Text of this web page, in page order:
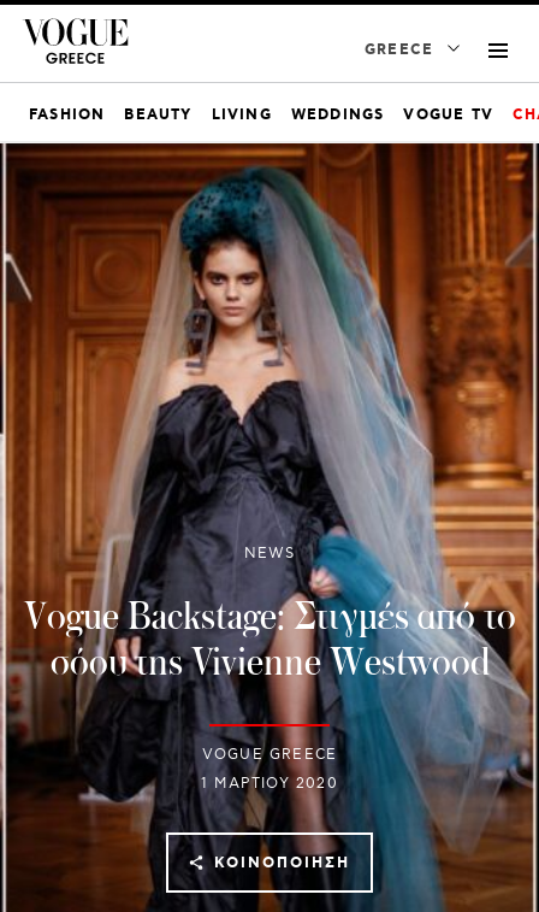
GREECE
FASHION BEAUTY LIVING WEDDINGS VOGUE TV
NEWS
Vogue Backstage: Στιγμές από το
σόου της Vivienne Westwood
VOGUE GREECE
1 ΜΑΡΤΊΟΥ 2020
ΚΟΙΝΟΠΟΊΗΣΗ